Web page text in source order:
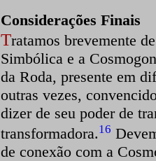
Considerações Finais
Tratamos brevemente
Simbólica e a
da Roda, presente em
outras vezes,
dizer de seu poder de
transformadora.16
de conexão com a